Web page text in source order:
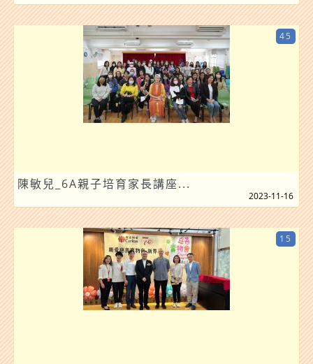
陳敏兒_6A親子培育家長講座...
45
2023-11-16
15